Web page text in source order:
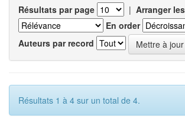
Résultats par page | Arranger
En order
Auteurs par record
Résultats 1 à 4 sur un total de 4.